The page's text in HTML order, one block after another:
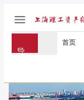
导
首页